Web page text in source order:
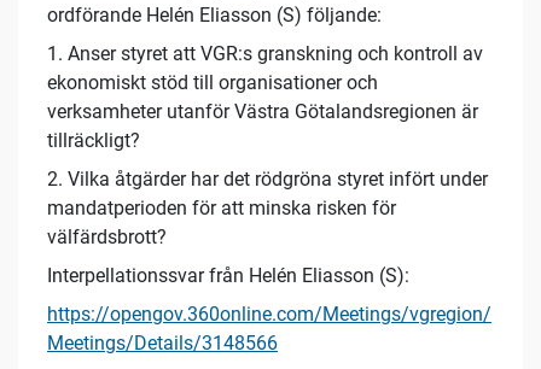
ordförande Helén Eliasson (S) följande:
1. Anser styret att VGR:s granskning och kontroll av
ekonomiskt stöd till organisationer och
verksamheter utanför Västra Götalandsregionen är
tillräckligt?
2. Vilka åtgärder har det rödgröna styret infört under
mandatperioden för att minska risken för
välfärdsbrott?
Interpellationssvar från Helén Eliasson (S):
https://opengov.360online.com/Meetings/vgregion/
Meetings/Details/3148566